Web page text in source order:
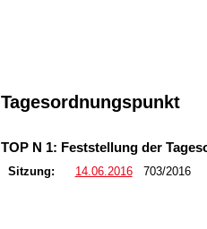
Tagesordnungspunkt
TOP N 1: Feststellung der
Sitzung: 14.06.2016703/2016